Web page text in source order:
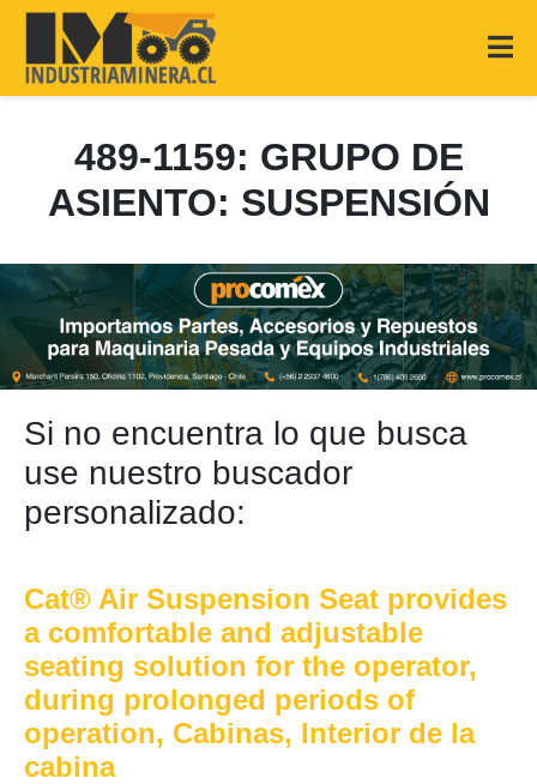
489-1159: GRUPO DE
ASIENTO: SUSPENSIÓN
Si no encuentra lo que busca
use nuestro buscador
personalizado:
Cat® Air Suspension Seat provides
a comfortable and adjustable
seating solution for the operator,
during prolonged periods of
operation, Cabinas, Interior de la
cabina